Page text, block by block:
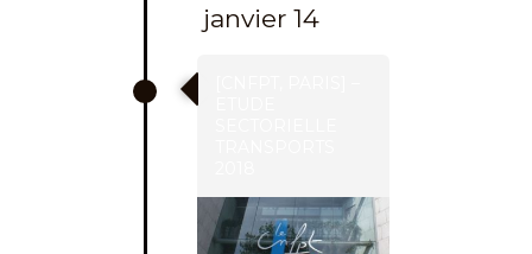
janvier 14